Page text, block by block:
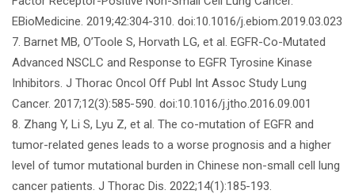
EBioMedicine. 2019;42:304-310. doi:10.1016/j.ebiom.2019.03.023
7. Barnet MB, O’Toole S, Horvath LG, et al. EGFR-Co-Mutated
Advanced NSCLC and Response to EGFR Tyrosine Kinase
Inhibitors. J Thorac Oncol Off Publ Int Assoc Study Lung
Cancer. 2017;12(3):585-590. doi:10.1016/j.jtho.2016.09.001
8. Zhang Y, Li S, Lyu Z, et al. The co-mutation of EGFR and
tumor-related genes leads to a worse prognosis and a higher
level of tumor mutational burden in Chinese non-small cell lung
cancer patients. J Thorac Dis. 2022;14(1):185-193.